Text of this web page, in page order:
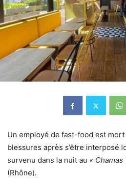
Un employé de fast-food est
blessures après s’être interposé
survenu dans la nuit au « Chamas
(Rhône).